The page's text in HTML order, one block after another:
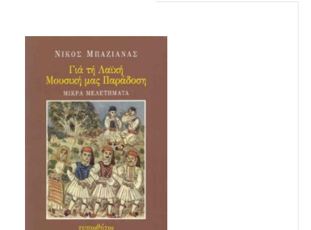
Πρωτότυπο και μετάφραση, 3. Ελάσσονες δημιουργοί, 4. Η
τέχνη και ο λαός, 5. Το πρόβλημα της αγωγής, 6. Η "άλλη"
παράδοση, 7. Ο χειμώνας των πρωτογόνων, 8. Η νεώτερη
ποίηση 9. Θάλαττα, θάλαττα!
Γ’ Το θέατρο του "παραλόγου": 1. Το θεατρικό έργο του
Σάμουελ Μπέκετ
Δ’ Διαχρονικά: 1. Εξιδανίκευση και ωραιοποίηση του
αρχαιοελληνικού κόσμου, 2. Πώς γράφεται η ιστορία, 3. Παν
μέτρον άριστον, 4. Πολιτισμός και άνθρωπος, 5. Τέχνη και
ηθική, 6. Γνώσεις και γνώση, 7. Περί ταλέντου, 8. Η θεωρία και
η πράξη, 9. Οι μικρές χαρές, 10. Ο μύθος της αυτάρκειας, 11.
Ο Λόγος και η Αλήθεια, 12. Μόρφωση και ήθος, 13. Η μνήμη
και η κρίση 14. Πολυπολιτισμικές κοινωνίες, 15.